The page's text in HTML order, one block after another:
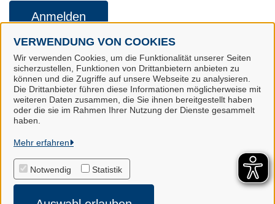
VERWENDUNG VON COOKIES
Wir verwenden Cookies, um die Funktionalität unserer Seiten
sicherzustellen, Funktionen von Drittanbietern anbieten zu
können und die Zugriffe auf unsere Webseite zu analysieren.
Die Drittanbieter führen diese Informationen möglicherweise mit
weiteren Daten zusammen, die Sie ihnen bereitgestellt haben
oder die sie im Rahmen Ihrer Nutzung der Dienste gesammelt
haben.
Mehr erfahren
Notwendig Statistik
Anmelden
Konto erstellen Kennwort vergessen
Landkreis Harburg
Alle Rechte vorbehalten